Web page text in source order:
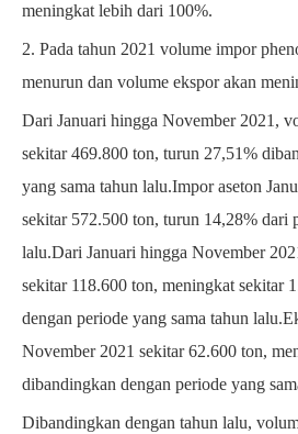
meningkat lebih dari 100%.
2. Pada tahun 2021 volume impor
menurun dan volume ekspor akan
Dari Januari hingga November 2021,
sekitar 469.800 ton, turun 27,51%
yang sama tahun lalu.Impor aseton
sekitar 572.500 ton, turun 14,28% dari
lalu.Dari Januari hingga November
sekitar 118.600 ton, meningkat sekitar
dengan periode yang sama tahun
November 2021 sekitar 62.600 ton,
dibandingkan dengan periode yang
Dibandingkan dengan tahun lalu,